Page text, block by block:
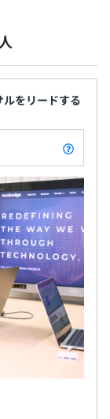
ルをリードする